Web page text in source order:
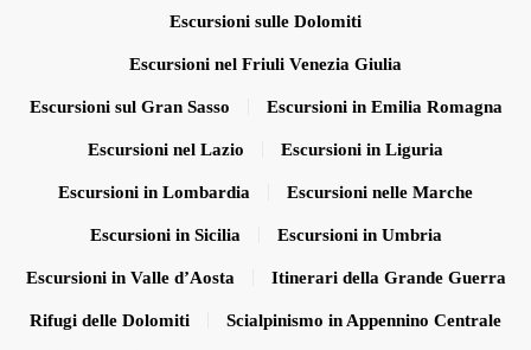
Escursioni sulle Dolomiti
Escursioni nel Friuli Venezia Giulia
Escursioni sul Gran Sasso Escursioni in Emilia Romagna
Escursioni nel Lazio Escursioni in Liguria
Escursioni in Lombardia Escursioni nelle Marche
Escursioni in Sicilia Escursioni in Umbria
Escursioni in Valle d’Aosta Itinerari della Grande Guerra
Rifugi delle Dolomiti Scialpinismo in Appennino Centrale